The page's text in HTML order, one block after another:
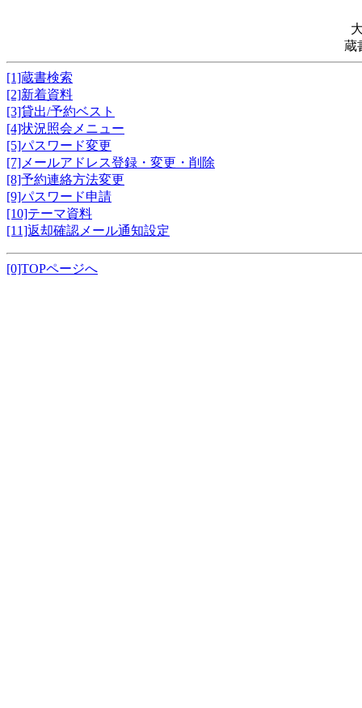
蔵
[1]蔵書検索
[2]新着資料
[3]貸出/予約ベスト
[4]状況照会メニュー
[5]パスワード変更
[7]メールアドレス登録・変更・削除
[8]予約連絡方法変更
[9]パスワード申請
[10]テーマ資料
[11]返却確認メール通知設定
[0]TOPページへ